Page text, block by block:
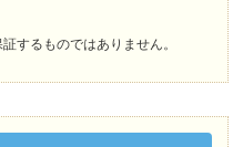
するものではありません。